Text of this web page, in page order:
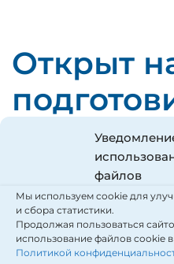
файлов
Мы используем cookie для
и сбора статистики.
Продолжая пользоваться
использование файлов cookie
Политикой
Открыт
и 1
-2024
Запись